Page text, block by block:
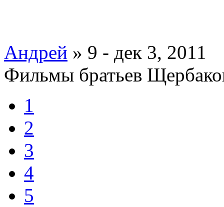
Андрей » 9 - дек 3, 2011
Фильмы братьев
1
2
3
4
5